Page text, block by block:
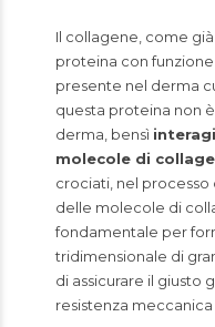
Il collagene, come
proteina con
presente nel derma
questa proteina non
derma, bensì
molecole di
crociati, nel processo
delle molecole di
fondamentale per
tridimensionale di
di assicurare il giusto
resistenza